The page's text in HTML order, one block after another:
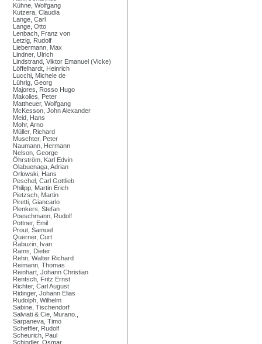
Kühne, Wolfgang
Kutzera, Claudia
Lange, Carl
Lange, Otto
Lenbach, Franz von
Letzig, Rudolf
Liebermann, Max
Lindner, Ulrich
Lindstrand, Viktor Emanuel (Vicke)
Löffelhardt, Heinrich
Lucchi, Michele de
Lührig, Georg
Majores, Rosso Hugo
Makolies, Peter
Mattheuer, Wolfgang
McKesson, John Alexander
Meid, Hans
Mohr, Arno
Müller, Richard
Muschter, Peter
Naumann, Hermann
Nelson, George
Öhrström, Karl Edvin
Olabuenaga, Adrian
Orlowski, Hans
Peschel, Carl Gottlieb
Philipp, Martin Erich
Pietzsch, Martin
Piretti, Giancarlo
Plenkers, Stefan
Poeschmann, Rudolf
Pottner, Emil
Prout, Samuel
Querner, Curt
Rabuzin, Ivan
Rams, Dieter
Rehn, Walter Richard
Reimann, Thomas
Reinhart, Johann Christian
Rentsch, Fritz Ernst
Richter, Carl August
Ridinger, Johann Elias
Rudolph, Wilhelm
Sabine, Tischendorf
Salviati & Cie, Murano.,
Sarpaneva, Timo
Scheffler, Rudolf
Scheurich, Paul
Schindler, Osmar